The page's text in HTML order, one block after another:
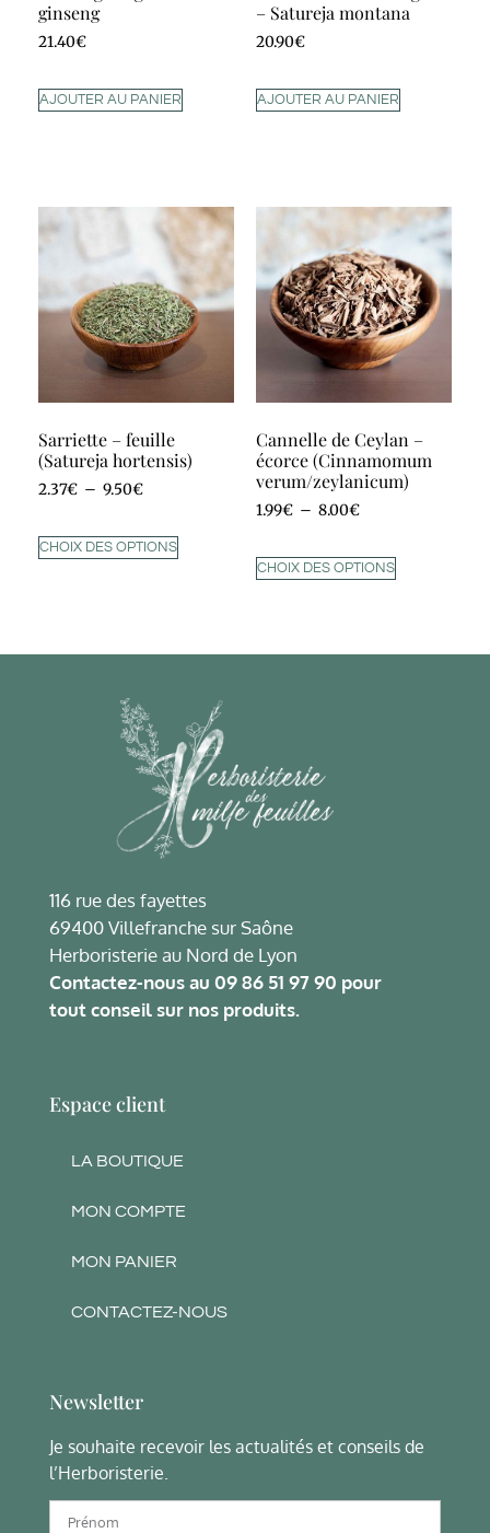
ginseng
21.40€
AJOUTER AU PANIER
– Satureja montana
20.90€
AJOUTER AU PANIER
Sarriette – feuille
(Satureja hortensis)
2.37€ – 9.50€
CHOIX DES OPTIONS
Cannelle de Ceylan –
écorce (Cinnamomum
verum/zeylanicum)
1.99€ – 8.00€
CHOIX DES OPTIONS
116 rue des fayettes
69400 Villefranche sur Saône
Herboristerie au Nord de Lyon
Contactez-nous au 09 86 51 97 90 pour
tout conseil sur nos produits.
Espace client
LA BOUTIQUE
MON COMPTE
MON PANIER
CONTACTEZ-NOUS
Newsletter
Je souhaite recevoir les actualités et conseils de
l’Herboristerie.